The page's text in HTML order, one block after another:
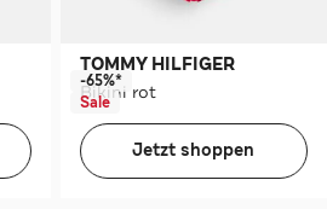
TOMMY HILFIGER
Bikini rot
-65%*
Sale
Jetzt shoppen